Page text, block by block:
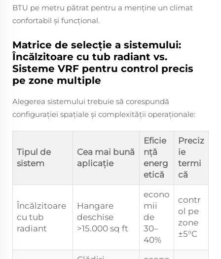
BTU pe metru pătrat pentru a menține un climat
confortabil și funcțional.
Matrice de selecție a sistemului:
Încălzitoare cu tub radiant vs.
Sisteme VRF pentru control precis
pe zone multiple
Alegerea sistemului trebuie să corespundă
configurației spațiale și complexității operaționale:
Tipul de
sistem
Cea mai bună
aplicație
Eficie
nță
energ
etică
Preciz
ie
termi
că
Încălzitoare
cu tub
radiant
Hangare
deschise
>15.000 sq ft
econo
mii
de
30–
40%
contr
ol pe
zone
±5°C